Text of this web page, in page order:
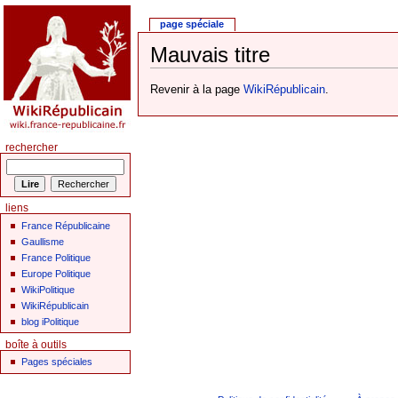
Mauvais titre
Revenir à la page WikiRépublicain.
page spéciale
rechercher
liens
France Républicaine
Gaullisme
France Politique
Europe Politique
WikiPolitique
WikiRépublicain
blog iPolitique
boîte à outils
Pages spéciales